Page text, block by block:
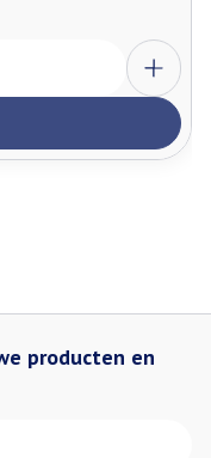
producten en